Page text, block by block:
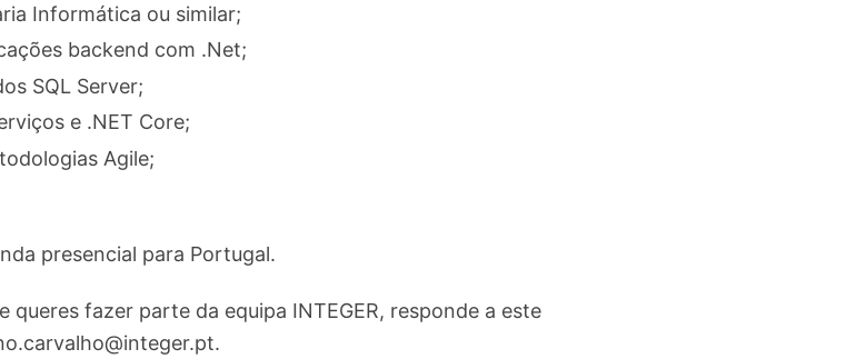
Informática ou similar;
backend com .Net;
SQL Server;
e .NET Core;
Agile;
presencial para Portugal.
fazer parte da equipa INTEGER, responde a este
.